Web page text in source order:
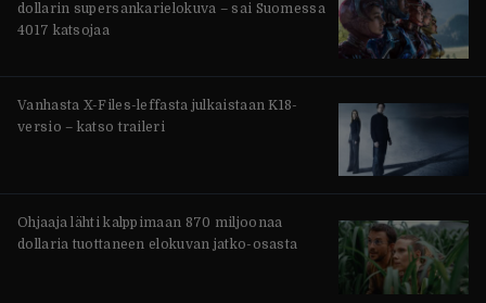
dollarin supersankarielokuva – sai Suomessa
4017 katsojaa
Vanhasta X-Files-leffasta julkaistaan K18-
versio – katso traileri
Ohjaaja lähti kalppimaan 870 miljoonaa
dollaria tuottaneen elokuvan jatko-osasta